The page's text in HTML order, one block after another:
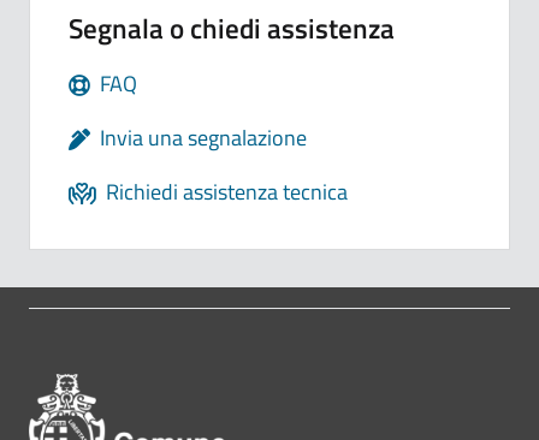
Segnala o chiedi assistenza
FAQ
Invia una segnalazione
Richiedi assistenza tecnica